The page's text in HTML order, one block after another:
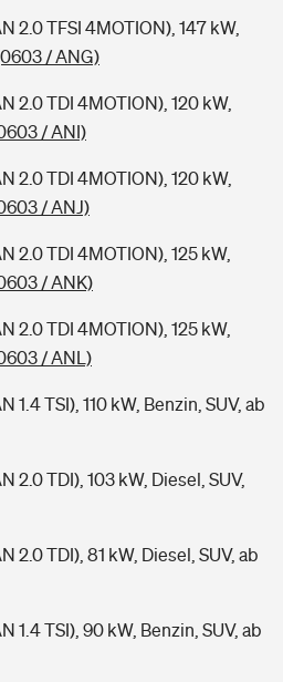
2.0 TFSI 4MOTION), 147 kW,
/ ANG)
2.0 TDI 4MOTION), 120 kW,
/ ANI)
2.0 TDI 4MOTION), 120 kW,
/ ANJ)
2.0 TDI 4MOTION), 125 kW,
/ ANK)
2.0 TDI 4MOTION), 125 kW,
/ ANL)
1.4 TSI), 110 kW, Benzin, SUV, ab
2.0 TDI), 103 kW, Diesel, SUV,
2.0 TDI), 81 kW, Diesel, SUV, ab
1.4 TSI), 90 kW, Benzin, SUV, ab